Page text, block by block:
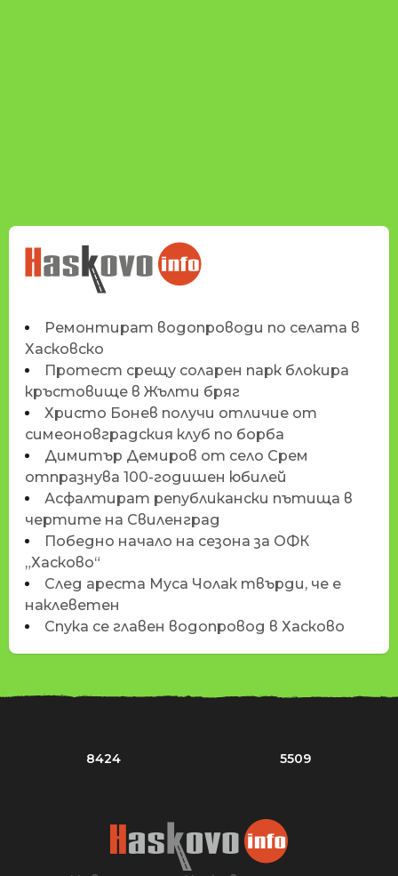
НОВИНИТЕ НА
HASKOVO.INFO
Ремонтират водопроводи по селата в
Хасковско
Протест срещу соларен парк блокира
кръстовище в Жълти бряг
Христо Бонев получи отличие от
симеоновградския клуб по борба
Димитър Демиров от село Срем
отпразнува 100-годишен юбилей
Асфалтират републикански пътища в
чертите на Свиленград
Победно начало на сезона за ОФК
„Хасково“
След ареста Муса Чолак твърди, че е
наклеветен
Спука се главен водопровод в Хасково
8424 5509